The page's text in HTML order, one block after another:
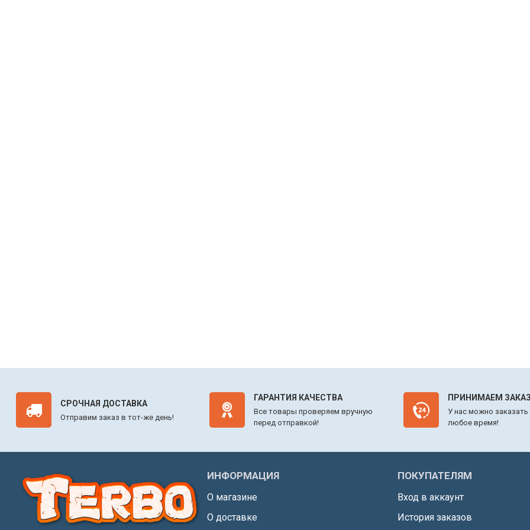
СРОЧНАЯ ДОСТАВКА
Отправим заказ в тот-же день!
ГАРАНТИЯ КАЧЕСТВА
Все товары проверяем вручную
перед отправкой!
ПРИНИМАЕМ
У нас можно
любое время!
ИНФОРМАЦИЯ
О магазине
О доставке
ПОКУПАТЕЛЯМ
Вход в аккаунт
История заказов